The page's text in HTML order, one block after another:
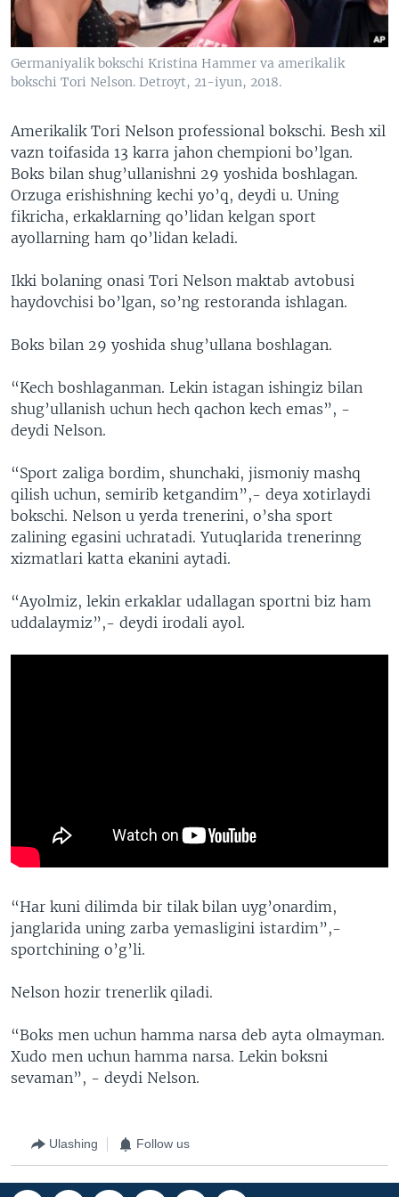
VIDEO
XABARLAR SURATLARDA
ODNOKLASSNIKI
TELEGRAM
TWITTER
Germaniyalik bokschi Kristina Hammer va amerikalik
bokschi Tori Nelson. Detroyt, 21-iyun, 2018.
Amerikalik Tori Nelson professional bokschi. Besh xil
vazn toifasida 13 karra jahon chempioni bo’lgan.
Boks bilan shug’ullanishni 29 yoshida boshlagan.
Orzuga erishishning kechi yo’q, deydi u. Uning
fikricha, erkaklarning qo’lidan kelgan sport
ayollarning ham qo’lidan keladi.
Ikki bolaning onasi Tori Nelson maktab avtobusi
haydovchisi bo’lgan, so’ng restoranda ishlagan.
Boks bilan 29 yoshida shug’ullana boshlagan.
“Kech boshlaganman. Lekin istagan ishingiz bilan
shug’ullanish uchun hech qachon kech emas”, -
deydi Nelson.
“Sport zaliga bordim, shunchaki, jismoniy mashq
qilish uchun, semirib ketgandim”,- deya xotirlaydi
bokschi. Nelson u yerda trenerini, o’sha sport
zalining egasini uchratadi. Yutuqlarida trenerinng
xizmatlari katta ekanini aytadi.
“Ayolmiz, lekin erkaklar udallagan sportni biz ham
uddalaymiz”,- deydi irodali ayol.
“Har kuni dilimda bir tilak bilan uyg’onardim,
janglarida uning zarba yemasligini istardim”,-
sportchining o’g’li.
Nelson hozir trenerlik qiladi.
“Boks men uchun hamma narsa deb ayta olmayman.
Xudo men uchun hamma narsa. Lekin boksni
sevaman”, - deydi Nelson.
Ulashing Follow us